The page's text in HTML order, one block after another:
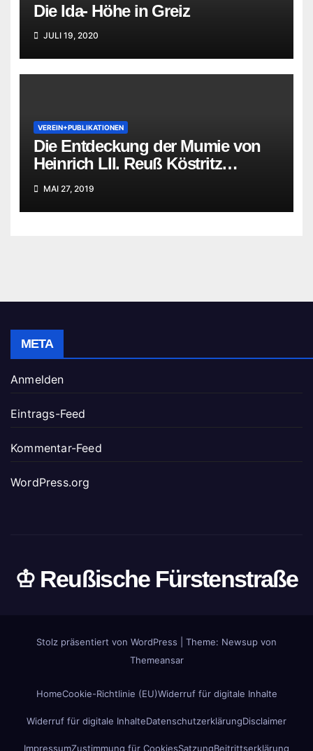
Die Ida- Höhe in Greiz
JULI 19, 2020
VEREIN+PUBLIKATIONEN
Die Entdeckung der Mumie von
Heinrich LII. Reuß Köstritz
jüngerer Linie
MAI 27, 2019
META
Anmelden
Eintrags-Feed
Kommentar-Feed
WordPress.org
♔ Reußische Fürstenstraße
Stolz präsentiert von WordPress
Theme: Newsup von
Themeansar
HomeCookie-Richtlinie (EU)Widerruf für digitale Inhalte
Widerruf für digitale InhalteDatenschutzerklärungDisclaimer
ImpressumZustimmung für CookiesSatzungBeitrittserklärung